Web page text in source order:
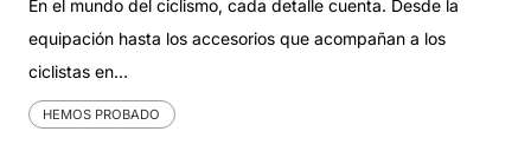
En el mundo del ciclismo, cada detalle cuenta. Desde la
equipación hasta los accesorios que acompañan a los
ciclistas en…
HEMOS PROBADO